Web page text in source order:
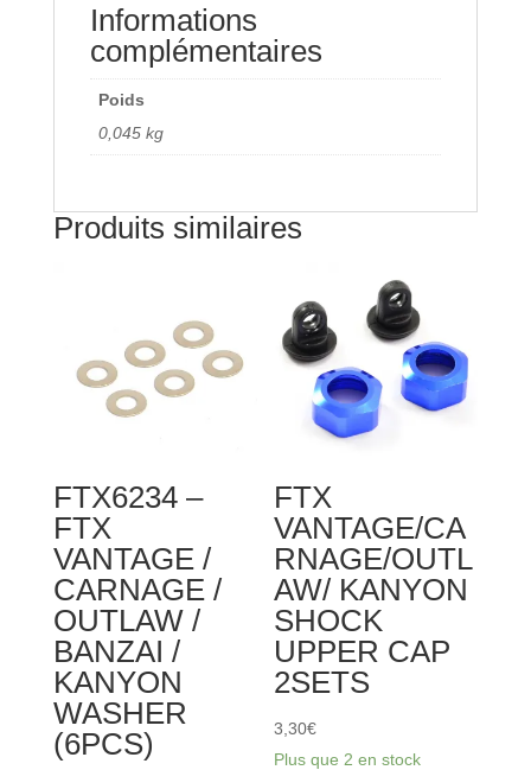
BUMPERInformations
complémentaires
Poids
0,045 kg
Produits similaires
FTX6234 –
FTX
VANTAGE /
CARNAGE /
OUTLAW /
BANZAI /
KANYON
WASHER
(6PCS)
FTX
VANTAGE/CA
RNAGE/OUTL
AW/ KANYON
SHOCK
UPPER CAP
2SETS
3,30€
Plus que 2 en stock